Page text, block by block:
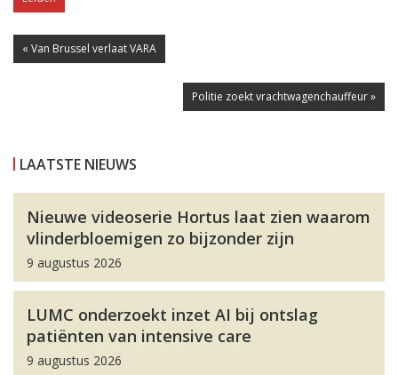
« Van Brussel verlaat VARA
Politie zoekt vrachtwagenchauffeur »
LAATSTE NIEUWS
Nieuwe videoserie Hortus laat zien waarom
vlinderbloemigen zo bijzonder zijn
9 augustus 2026
LUMC onderzoekt inzet AI bij ontslag
patiënten van intensive care
9 augustus 2026